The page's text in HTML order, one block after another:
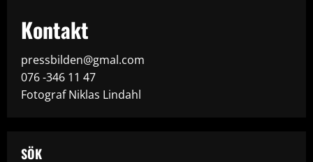
Kontakt
pressbilden@gmal.com
076 -346 11 47
Fotograf Niklas Lindahl
SÖK